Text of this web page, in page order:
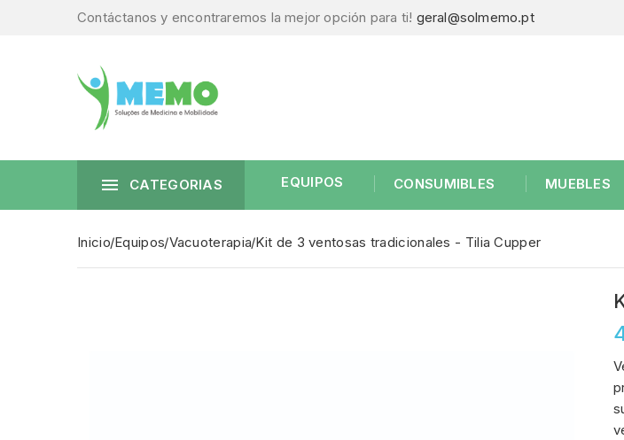
Contáctanos y encontraremos la mejor opción para ti! geral@solmemo.pt
 CATEGORIAS EQUIPOS CONSUMIBLES MUEBLES
Inicio Equipos Vacuoterapia Kit de 3 ventosas tradicionales - Tilia Cupper